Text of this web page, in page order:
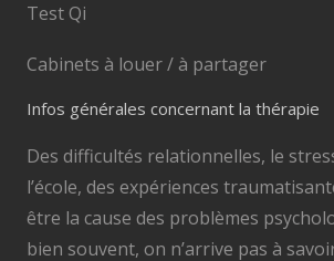
Test Qi
Cabinets à louer / à partager
Infos générales concernant la thérapie
Des difficultés relationnelles, le
l’école, des expériences
être la cause des problèmes
bien souvent, on n’arrive pas à